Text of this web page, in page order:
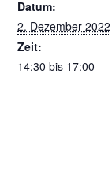
Datum:
2. Dezember 2022
Zeit:
14:30 bis 17:00